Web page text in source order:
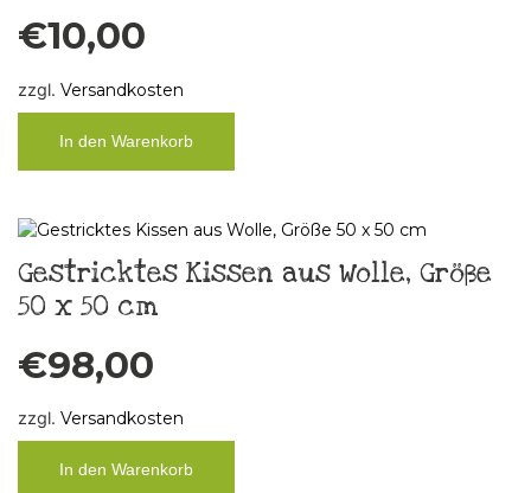
€10,00
zzgl. Versandkosten
In den Warenkorb
Gestricktes Kissen aus Wolle, Größe
50 x 50 cm
€98,00
zzgl. Versandkosten
In den Warenkorb